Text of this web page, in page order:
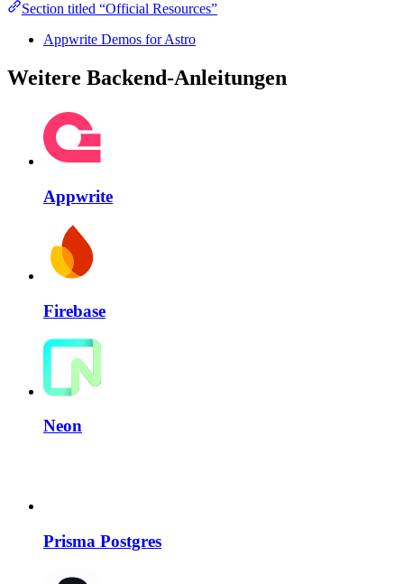
Section titled “Official Resources”
Appwrite Demos for Astro
Weitere Backend-Anleitungen
Appwrite
Firebase
Neon
Prisma Postgres